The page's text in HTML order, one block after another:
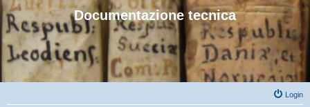
Documentazione tecnica
Login